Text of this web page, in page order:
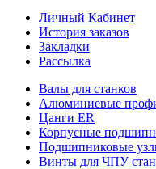
Личный Кабинет
История заказов
Закладки
Рассылка
Валы для станков
Алюминиевые
Цанги ER
Корпусные
Подшипниковые
Винты для ЧПУ